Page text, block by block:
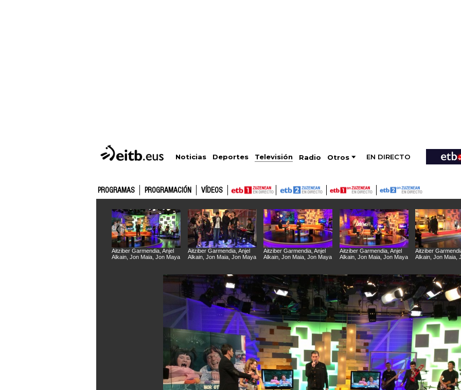
Noticias Deportes Televisión Radio Otros EN DIRECTO
PROGRAMAS PROGRAMACIÓN VÍDEOS
Aitziber Garmendia, Anjel
Alkain, Jon Maia, Jon Maya
Aitziber Garmendia, Anjel
Alkain, Jon Maia, Jon Maya
Aitziber Garmendia, Anjel
Alkain, Jon Maia, Jon Maya
Aitziber Garmendia, Anjel
Alkain, Jon Maia, Jon Maya
Aitziber
Alkain, Jon Maia,